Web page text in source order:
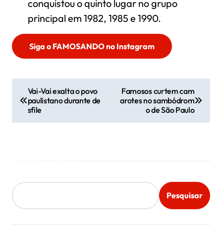
conquistou o quinto lugar no grupo
principal em 1982, 1985 e 1990.
Siga o FAMOSANDO no Instagram
a
v
a
ç
ã
Vai-Vai exalta o povo
paulistano durante de
sfile
Famosos curtem cam
arotes no sambódrom
o de São Paulo
Pesquisar